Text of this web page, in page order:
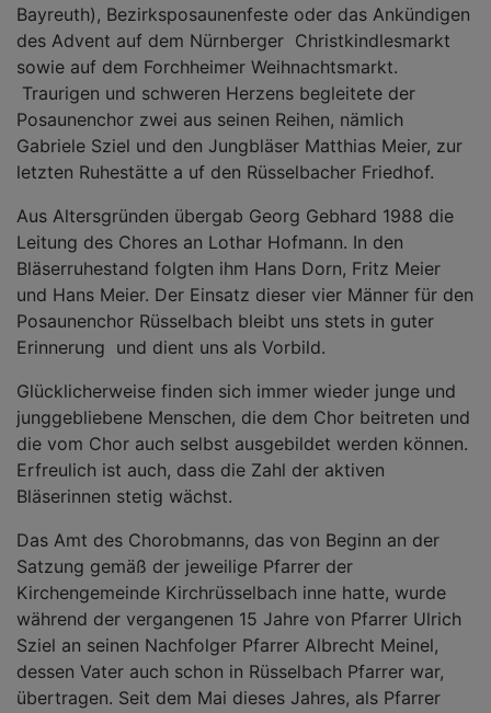
Bayreuth), Bezirksposaunenfeste oder das Ankündigen
des Advent auf dem Nürnberger Christkindlesmarkt
sowie auf dem Forchheimer Weihnachtsmarkt.
Traurigen und schweren Herzens begleitete der
Posaunenchor zwei aus seinen Reihen, nämlich
Gabriele Sziel und den Jungbläser Matthias Meier, zur
letzten Ruhestätte a uf den Rüsselbacher Friedhof.
Aus Altersgründen übergab Georg Gebhard 1988 die
Leitung des Chores an Lothar Hofmann. In den
Bläserruhestand folgten ihm Hans Dorn, Fritz Meier
und Hans Meier. Der Einsatz dieser vier Männer für den
Posaunenchor Rüsselbach bleibt uns stets in guter
Erinnerung und dient uns als Vorbild.
Glücklicherweise finden sich immer wieder junge und
junggebliebene Menschen, die dem Chor beitreten und
die vom Chor auch selbst ausgebildet werden können.
Erfreulich ist auch, dass die Zahl der aktiven
Bläserinnen stetig wächst.
Das Amt des Chorobmanns, das von Beginn an der
Satzung gemäß der jeweilige Pfarrer der
Kirchengemeinde Kirchrüsselbach inne hatte, wurde
während der vergangenen 15 Jahre von Pfarrer Ulrich
Sziel an seinen Nachfolger Pfarrer Albrecht Meinel,
dessen Vater auch schon in Rüsselbach Pfarrer war,
übertragen. Seit dem Mai dieses Jahres, als Pfarrer